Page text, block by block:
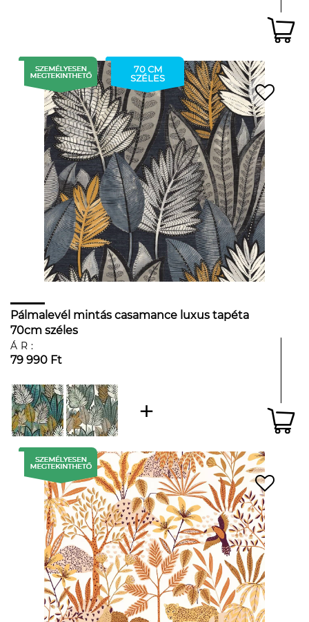
70 CM
SZÉLES
Pálmalevél mintás casamance luxus tapéta
70cm széles
ÁR:
79 990 Ft